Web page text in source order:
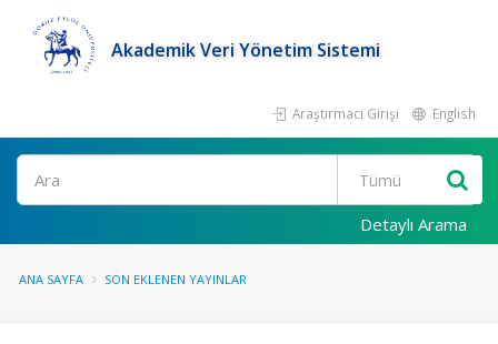
Akademik Veri Yönetim Sistemi
Araştırmacı Girişi English
Ara
Detaylı Arama
ANA SAYFA SON EKLENEN YAYINLAR